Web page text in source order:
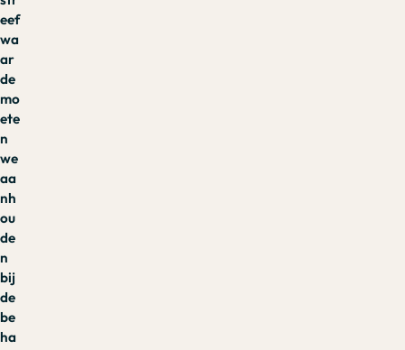
eef
wa
ar
de
mo
ete
n
we
aa
nh
ou
de
n
bij
de
be
ha